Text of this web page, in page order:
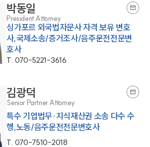
박동일
President Attorney
싱가포르 외국법자문사 자격 보유 변호
사,국제소송/증거조사/음주운전전문변
호사
T. 070-5221-3616
김광덕
Senior Partner Attorney
특수 기업법무·지식재산권 소송 다수 수
행,노동/음주운전전문변호사
T. 070-7510-2018